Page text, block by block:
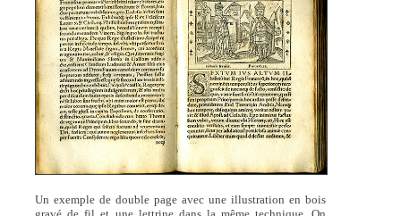
Un exemple de double page avec une illustration en bois